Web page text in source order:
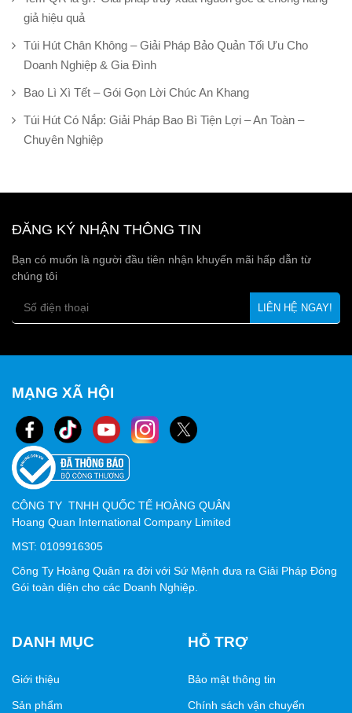
giả hiệu quả
Túi Hút Chân Không – Giải Pháp Bảo Quản Tối Ưu Cho
Doanh Nghiệp & Gia Đình
Bao Lì Xì Tết – Gói Gọn Lời Chúc An Khang
Túi Hút Có Nắp: Giải Pháp Bao Bì Tiện Lợi – An Toàn –
Chuyên Nghiệp
ĐĂNG KÝ NHẬN THÔNG TIN
Bạn có muốn là người đầu tiên nhận khuyến mãi hấp dẫn từ
chúng tôi
MẠNG XÃ HỘI
CÔNG TY TNHH QUỐC TẾ HOÀNG QUÂN
Hoang Quan International Company Limited
MST: 0109916305
Công Ty Hoàng Quân ra đời với Sứ Mệnh đưa ra Giải Pháp Đóng
Gói toàn diện cho các Doanh Nghiệp.
DANH MỤC
Giới thiệu
Sản phẩm
HỖ TRỢ
Bảo mật thông tin
Chính sách vận chuyển